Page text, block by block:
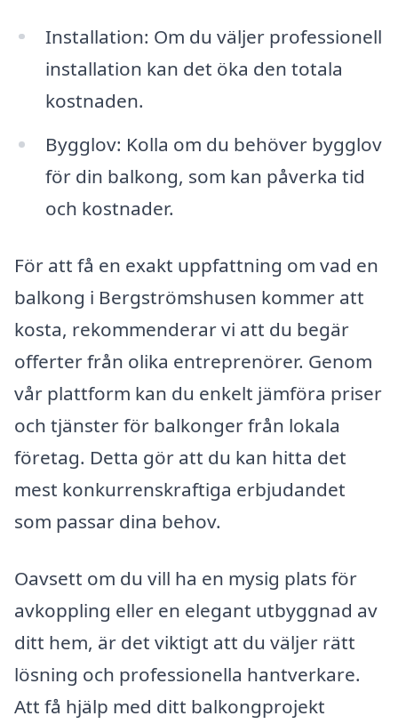
Installation: Om du väljer professionell
installation kan det öka den totala
kostnaden.
Bygglov: Kolla om du behöver bygglov
för din balkong, som kan påverka tid
och kostnader.
För att få en exakt uppfattning om vad en
balkong i Bergströmshusen kommer att
kosta, rekommenderar vi att du begär
offerter från olika entreprenörer. Genom
vår plattform kan du enkelt jämföra priser
och tjänster för balkonger från lokala
företag. Detta gör att du kan hitta det
mest konkurrenskraftiga erbjudandet
som passar dina behov.
Oavsett om du vill ha en mysig plats för
avkoppling eller en elegant utbyggnad av
ditt hem, är det viktigt att du väljer rätt
lösning och professionella hantverkare.
Att få hjälp med ditt balkongprojekt